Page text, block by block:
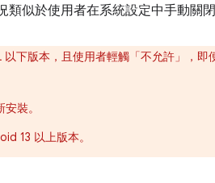
似於使用者在系統設定中手動關
下版本，且使用者輕觸「不允許」
，
裝。
13 以上版本。